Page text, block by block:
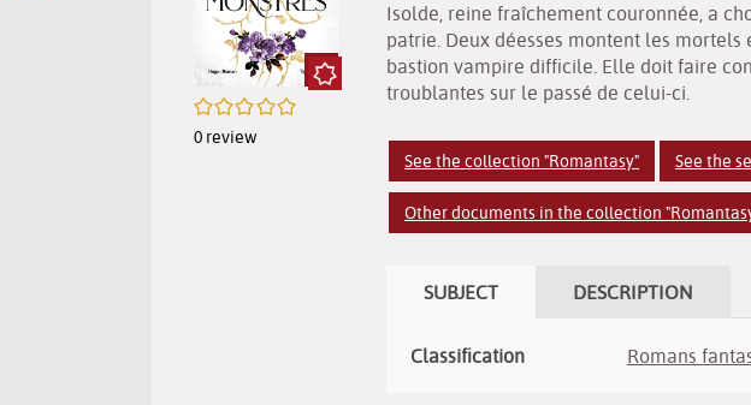
/5
0 review
Isolde, reine fraîchement couronnée, a
patrie. Deux déesses montent les
bastion vampire difficile. Elle doit faire
troublantes sur le passé de celui-ci.
See the collection "Romantasy" See the
Other documents in the collection
SUBJECT DESCRIPTION
Classification Romans